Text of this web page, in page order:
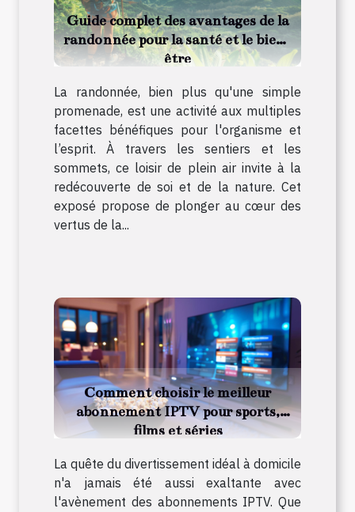
Guide complet des avantages de la
randonnée pour la santé et le bien-
être
La randonnée, bien plus qu'une simple
promenade, est une activité aux multiples
facettes bénéfiques pour l'organisme et
l’esprit. À travers les sentiers et les
sommets, ce loisir de plein air invite à la
redécouverte de soi et de la nature. Cet
exposé propose de plonger au cœur des
vertus de la...
Comment choisir le meilleur
abonnement IPTV pour sports,
films et séries
La quête du divertissement idéal à domicile
n'a jamais été aussi exaltante avec
l'avènement des abonnements IPTV. Que